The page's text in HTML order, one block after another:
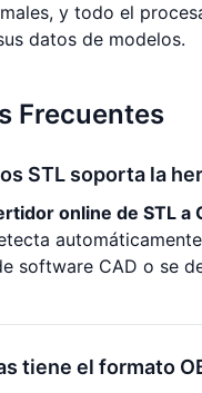
y todo el
datos de modelos.
Frecuentes
STL soporta la
online de STL a
software CAD o se
tiene el formato